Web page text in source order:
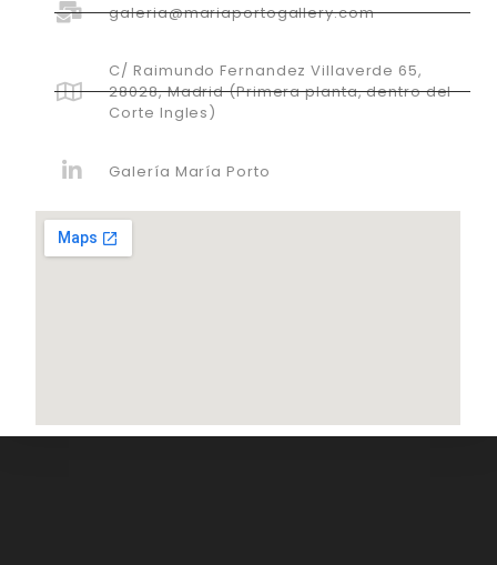
galeria@mariaportogallery.com
C/ Raimundo Fernandez Villaverde 65,
28028, Madrid (Primera planta, dentro del
Corte Ingles)
Galería María Porto